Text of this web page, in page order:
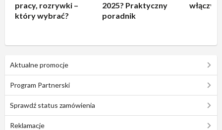
pracy, rozrywki –
który wybrać?
2025? Praktyczny
poradnik
włączyć
Aktualne promocje
Program Partnerski
Sprawdź status zamówienia
Reklamacje